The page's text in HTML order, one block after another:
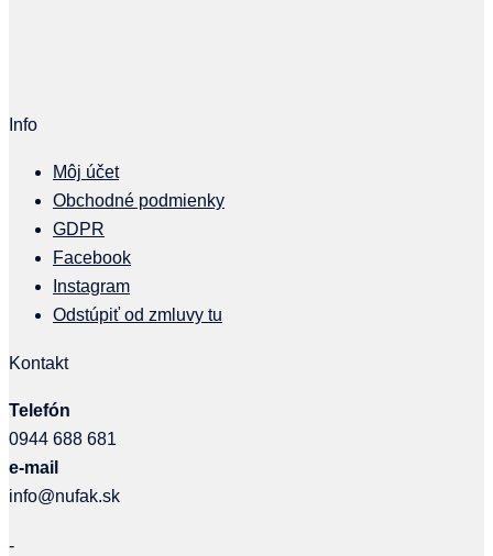
Info
Môj účet
Obchodné podmienky
GDPR
Facebook
Instagram
Odstúpiť od zmluvy tu
Kontakt
Telefón
0944 688 681
e-mail
info@nufak.sk
-